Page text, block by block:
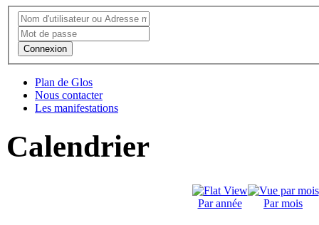
Connexion
Plan de Glos
Nous contacter
Les manifestations
Calendrier
Par année Par mois